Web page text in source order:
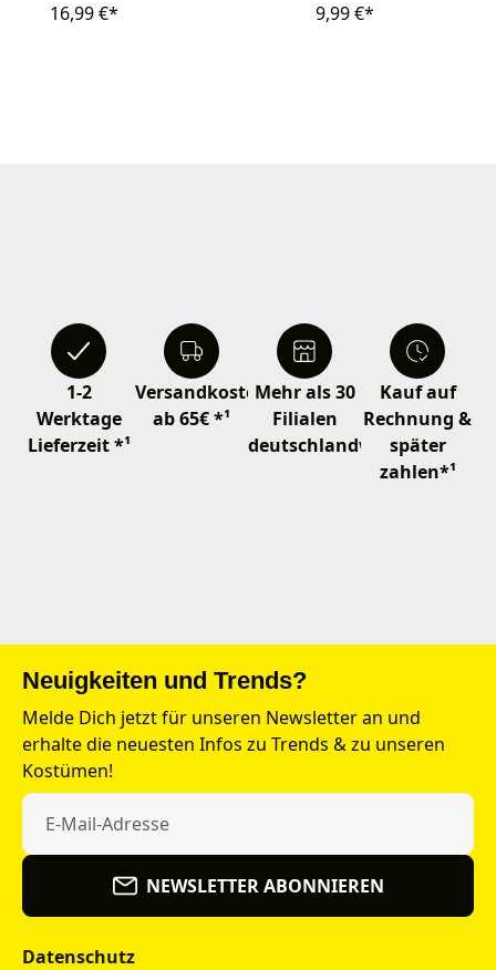
16,99 €*
9,99 €*
1-2
Werktage
Lieferzeit *¹
Versandkostenfrei
ab 65€ *¹
Mehr als 30
Filialen
deutschlandweit
Kauf auf
Rechnung &
später
zahlen*¹
Neuigkeiten und Trends?
Melde Dich jetzt für unseren Newsletter an und
erhalte die neuesten Infos zu Trends & zu unseren
Kostümen!
NEWSLETTER ABONNIEREN
Datenschutz